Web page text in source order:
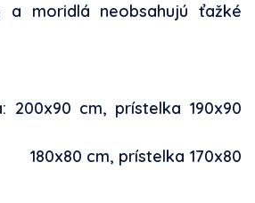
a moridlá neobsahujú ťažké
200x90 cm, prístelka 190x90
prístelka 170x80